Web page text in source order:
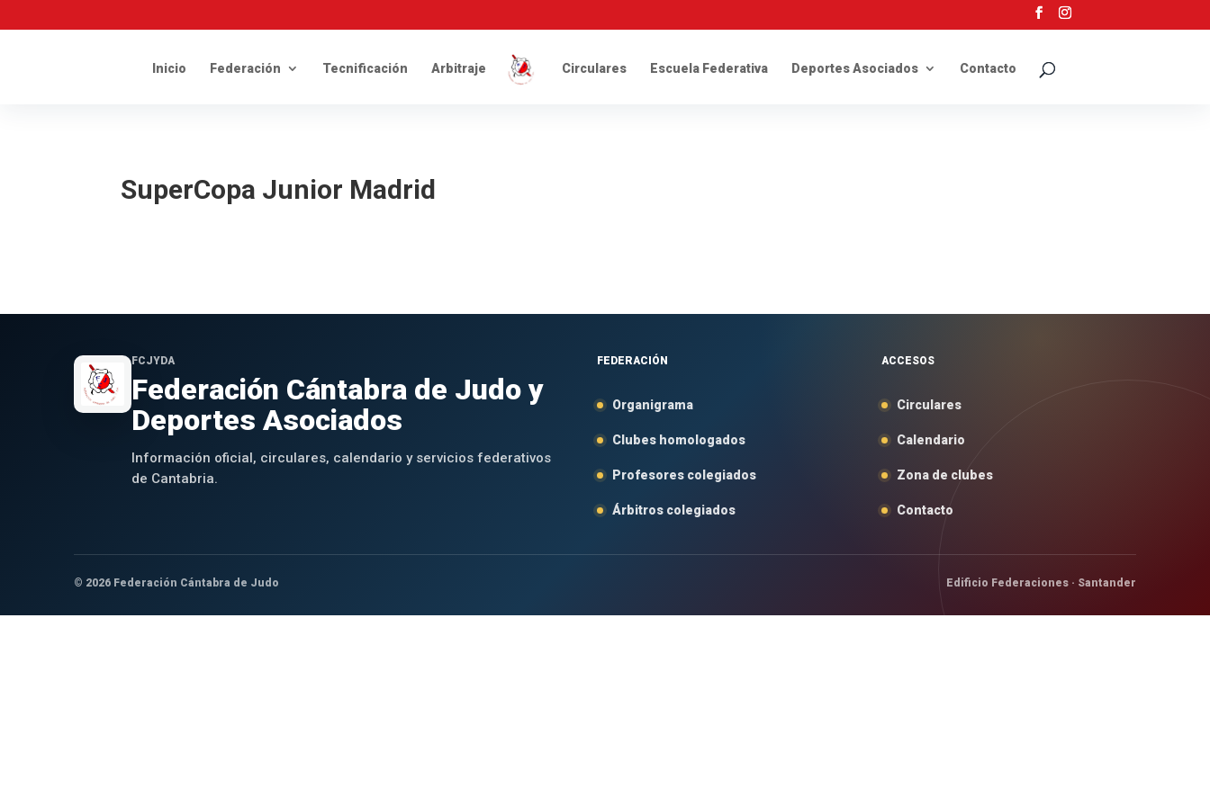
Inicio Federación Tecnificación Arbitraje Circulares Escuela Federativa Deportes Asociados Contacto
SuperCopa Junior Madrid
FCJYDA
Federación Cántabra de Judo y
Deportes Asociados
Información oficial, circulares, calendario y servicios federativos
de Cantabria.
FEDERACIÓN
Organigrama
Clubes homologados
Profesores colegiados
Árbitros colegiados
ACCESOS
Circulares
Calendario
Zona de clubes
Contacto
© 2026 Federación Cántabra de Judo Edificio Federaciones · Santander